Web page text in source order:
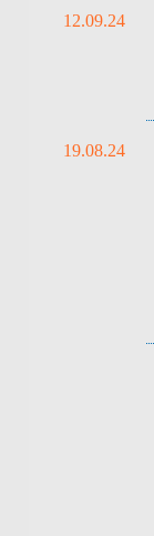
12.09.24
19.08.24